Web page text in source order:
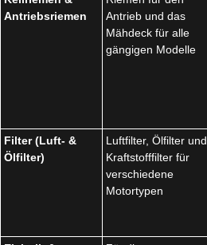
Antriebsriemen
Antrieb und das
Mähdeck für alle
gängigen Modelle
Filter (Luft- &
Ölfilter)
Luftfilter, Ölfilter und
Kraftstofffilter für
verschiedene
Motortypen